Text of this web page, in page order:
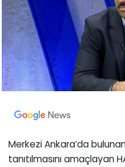
Merkezi Ankara’da
tanıtılmasını amaçlayan